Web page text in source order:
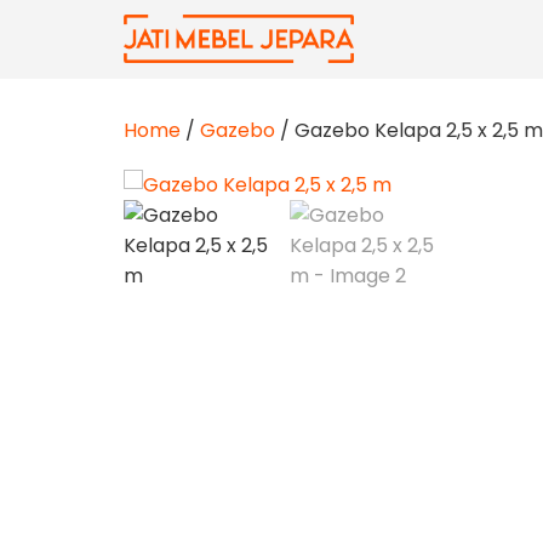
Home / Gazebo / Gazebo Kelapa 2,5 x 2,5 m